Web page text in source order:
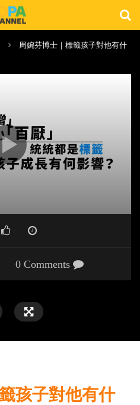
周婉芬博士｜標籤孩子對他有什
0 Comments
孩子對他有什